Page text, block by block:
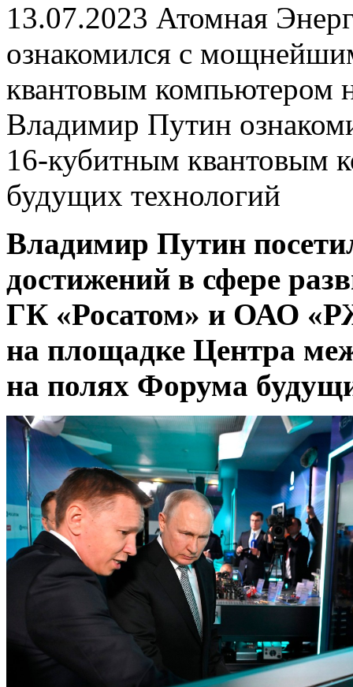
13.07.2023 Атомная
ознакомился с
квантовым компьютером
Владимир Путин
16-кубитным квантовым
будущих технологий
Владимир Путин
достижений в сфере
ГК «Росатом» и ОАО
на площадке Центра
на полях Форума